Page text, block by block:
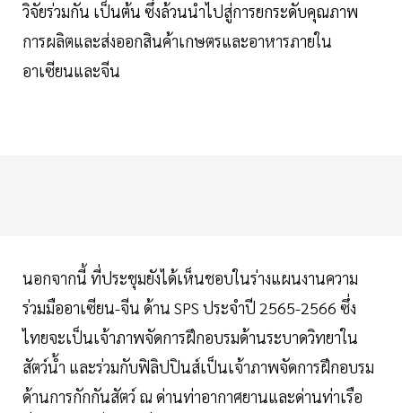
วิจัยร่วมกัน เป็นต้น ซึ่งล้วนนำไปสู่การยกระดับคุณภาพ
การผลิตและส่งออกสินค้าเกษตรและอาหารภายใน
อาเซียนและจีน
นอกจากนี้ ที่ประชุมยังได้เห็นชอบในร่างแผนงานความ
ร่วมมืออาเซียน-จีน ด้าน SPS ประจำปี 2565-2566 ซึ่ง
ไทยจะเป็นเจ้าภาพจัดการฝึกอบรมด้านระบาดวิทยาใน
สัตว์น้ำ และร่วมกับฟิลิปปินส์เป็นเจ้าภาพจัดการฝึกอบรม
ด้านการกักกันสัตว์ ณ ด่านท่าอากาศยานและด่านท่าเรือ